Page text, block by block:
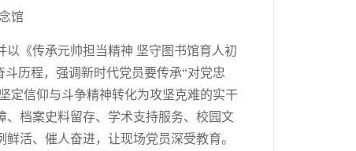
馆
《传承元帅担当精神 坚守图书馆育人初
历程，强调新时代党员要传承“对党忠
定信仰与斗争精神转化为攻坚克难的实干
档案史料留存、学术支持服务、校园文
活、催人奋进，让现场党员深受教育。